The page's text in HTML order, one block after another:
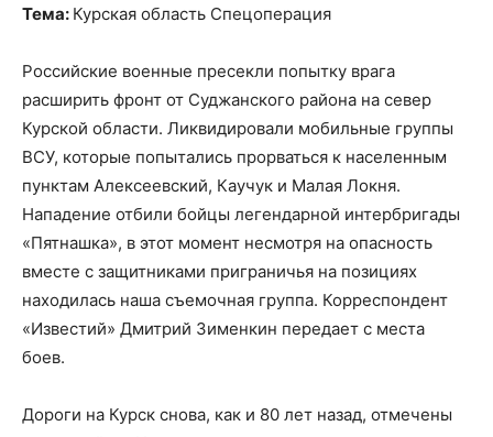
Тема: Курская область Спецоперация
Российские военные пресекли попытку врага
расширить фронт от Суджанского района на север
Курской области. Ликвидировали мобильные группы
ВСУ, которые попытались прорваться к населенным
пунктам Алексеевский, Каучук и Малая Локня.
Нападение отбили бойцы легендарной интербригады
«Пятнашка», в этот момент несмотря на опасность
вместе с защитниками приграничья на позициях
находилась наша съемочная группа. Корреспондент
«Известий» Дмитрий Зименкин передает с места
боев.
Дороги на Курск снова, как и 80 лет назад, отмечены